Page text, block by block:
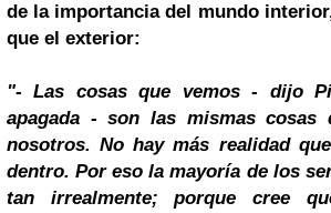
de la importancia del mundo
que el exterior:
"- Las cosas que vemos - dijo
apagada - son las mismas cosas
nosotros. No hay más realidad
dentro. Por eso la mayoría de los
tan irrealmente; porque cree